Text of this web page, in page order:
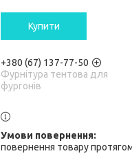
Купити
+380 (67) 137-77-50
Фурнітура тентова для
фургонів
повернення товару